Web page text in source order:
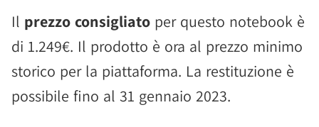
Il prezzo consigliato per questo notebook è
di 1.249€. Il prodotto è ora al prezzo minimo
storico per la piattaforma. La restituzione è
possibile fino al 31 gennaio 2023.